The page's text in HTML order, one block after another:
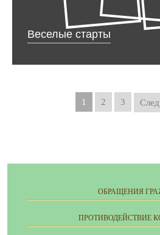
Веселые старты
1 2 3
ОБРАЩЕНИЯ
ПРОТИВОДЕЙСТВИЕ